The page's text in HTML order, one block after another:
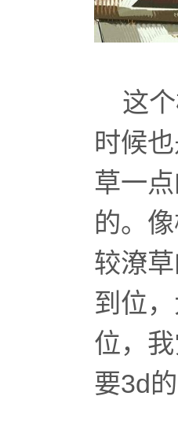
这个
时候
草一
的。
较潦
到位
位，
要3d